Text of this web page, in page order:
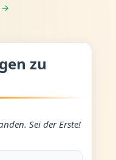
→
zu
Sei der Erste!